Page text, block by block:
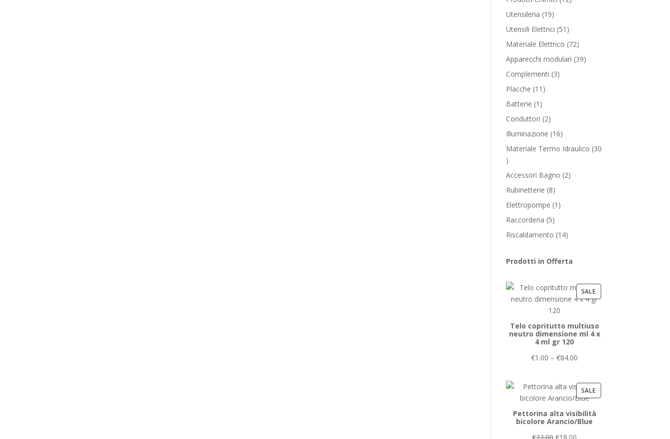
Utensileria 1919
products
Utensili Elettrici 51 51
products
Materiale Elettrico 7272
products
Apparecchi modulari 3939
Complementi 33
Placche 11 11
Batterie 1 1
product
Conduttori 22
products
Illuminazione 1616
products
Materiale Termo Idraulico 30
30
products
Accessori Bagno 22
Rubinetterie 88
products
Elettropompe 1 1
Raccorderia 55
products
Riscaldamento 1414
Prodotti in Offerta
SALE
ON
Telo copritutto multiuso
neutro dimensione ml 4 x
4 ml gr 120
€1.00 –€84.00
SALE
SALE
Pettorina alta visibilità
bicolore Arancio/Blue